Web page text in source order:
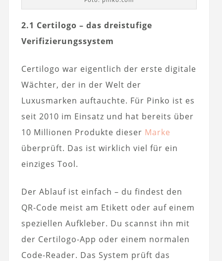
2.1 Certilogo – das dreistufige
Verifizierungssystem
Certilogo war eigentlich der erste digitale
Wächter, der in der Welt der
Luxusmarken auftauchte. Für Pinko ist es
seit 2010 im Einsatz und hat bereits über
10 Millionen Produkte dieser Marke
überprüft. Das ist wirklich viel für ein
einziges Tool.
Der Ablauf ist einfach – du findest den
QR-Code meist am Etikett oder auf einem
speziellen Aufkleber. Du scannst ihn mit
der Certilogo-App oder einem normalen
Code-Reader. Das System prüft das